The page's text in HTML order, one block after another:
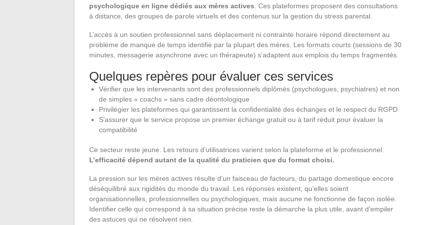
psychologique en ligne dédiés aux mères actives . Ces plateformes proposent des consultations
à distance, des groupes de parole virtuels et des contenus sur la gestion du stress parental.
L’accès à un soutien professionnel sans déplacement ni contrainte horaire répond directement au
problème de manque de temps identifié par la plupart des mères. Les formats courts (sessions de 30
minutes, messagerie asynchrone avec un thérapeute) s’adaptent aux emplois du temps fragmentés.
Quelques repères pour évaluer ces services
Vérifier que les intervenants sont des professionnels diplômés (psychologues, psychiatres) et non
de simples « coachs » sans cadre déontologique
Privilégier les plateformes qui garantissent la confidentialité des échanges et le respect du RGPD
S’assurer que le service propose un premier échange gratuit ou à tarif réduit pour évaluer la
compatibilité
Ce secteur reste jeune. Les retours d’utilisatrices varient selon la plateforme et le professionnel.
L’efficacité dépend autant de la qualité du praticien que du format choisi.
La pression sur les mères actives résulte d’un faisceau de facteurs, du partage domestique encore
déséquilibré aux rigidités du monde du travail. Les réponses existent, qu’elles soient
organisationnelles, professionnelles ou psychologiques, mais aucune ne fonctionne de façon isolée.
Identifier celle qui correspond à sa situation précise reste la démarche la plus utile, avant d’empiler
des astuces qui ne résolvent rien.